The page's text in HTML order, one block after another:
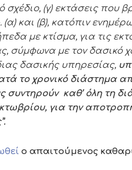
σχέδιο, (γ) εκτάσεις που
και (β), κατόπιν
με κτίσμα, για τις
σύμφωνα με τον δασικό
δασικής υπηρεσίας,
το χρονικό διάστημα
συντηρούν καθ’ όλη τη
για την
ο απαιτούμενος